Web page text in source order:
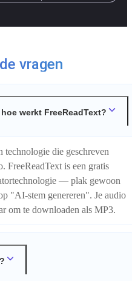
vragen
werkt FreeReadText?
technologie die geschreven
FreeReadText is een gratis
— plak gewoon
"AI-stem genereren". Je audio
om te downloaden als MP3.